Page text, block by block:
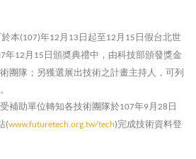
本(107)年12 月 13 日起至12 月 15 日假台北世
年12 月 15 日頒奬典禮中，由科技部頒發獎金
團隊；另獲選展出技術之計畫主持人，可列
補助單位轉知各技術團隊於107年9 月 28 日
(www.futuretech.org.tw/tech)完成技術資料登